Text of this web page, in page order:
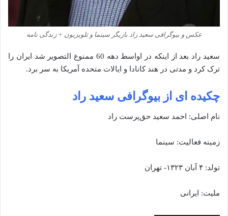
عکس و بیوگرافی سعید راد بازیگر سینما و تلویزیون + زندگی نامه
سعید راد بعد از اینکه در اواسط دهه 60 ممنوع التصویر شد ایران را
ترک کرد و مدتی در هند کانادا و ایالات متحده آمریکا به سر برد.
چکیده ای از بیوگرافی سعید راد
نام اصلی: احمد سعید حق‌پرست راد
زمینه فعالیت: سینما
تولد: ۴ آبان ۱۳۲۳- تهران
ملیت: ایرانی